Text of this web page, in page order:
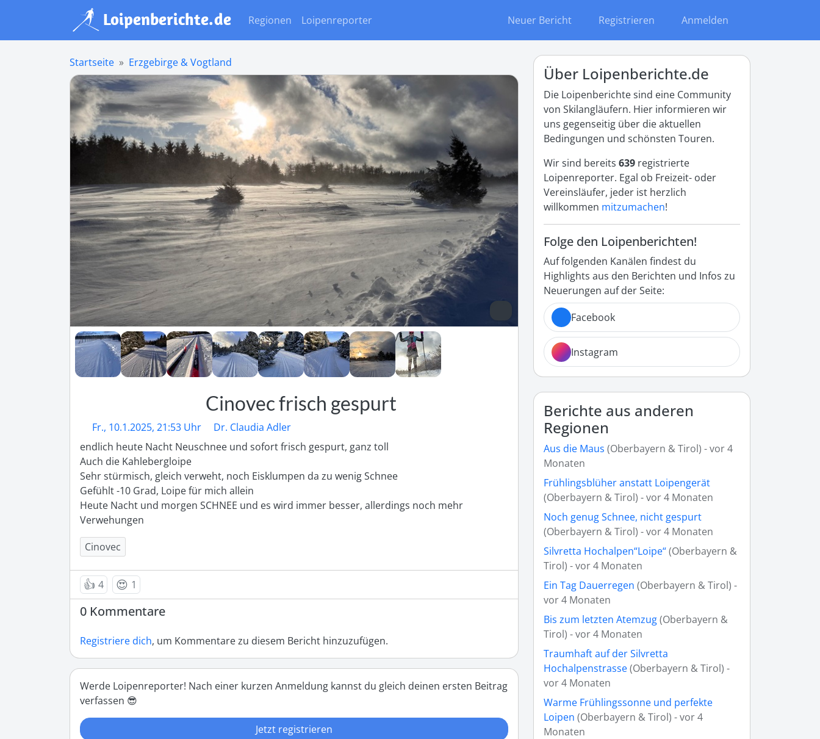
Regionen Loipenreporter Neuer Bericht Registrieren Anmelden
Startseite Erzgebirge & Vogtland
Cinovec frisch gespurt
Fr., 10.1.2025, 21:53 Uhr
Dr. Claudia Adler
endlich heute Nacht Neuschnee und sofort frisch gespurt, ganz toll
Auch die Kahlebergloipe
Sehr stürmisch, gleich verweht, noch Eisklumpen da zu wenig Schnee
Gefühlt -10 Grad, Loipe für mich allein
Heute Nacht und morgen SCHNEE und es wird immer besser, allerdings noch mehr
Verwehungen
Cinovec
👍 4 😍 1
0 Kommentare
Registriere dich, um Kommentare zu diesem Bericht hinzuzufügen.
Werde Loipenreporter! Nach einer kurzen Anmeldung kannst du gleich deinen ersten Beitrag
verfassen 😎
Jetzt registrieren
Über Loipenberichte.de
Die Loipenberichte sind eine Community
von Skilangläufern. Hier informieren wir
uns gegenseitig über die aktuellen
Bedingungen und schönsten Touren.
Wir sind bereits 639 registrierte
Loipenreporter. Egal ob Freizeit- oder
Vereinsläufer, jeder ist herzlich
willkommen mitzumachen!
Folge den Loipenberichten!
Auf folgenden Kanälen findest du
Highlights aus den Berichten und Infos zu
Neuerungen auf der Seite:
Facebook
Instagram
Berichte aus anderen
Regionen
Aus die Maus (Oberbayern & Tirol) - vor 4
Monaten
Frühlingsblüher anstatt Loipengerät
(Oberbayern & Tirol) - vor 4 Monaten
Noch genug Schnee, nicht gespurt
(Oberbayern & Tirol) - vor 4 Monaten
Silvretta Hochalpen“Loipe“(Oberbayern &
Tirol) - vor 4 Monaten
Ein Tag Dauerregen (Oberbayern & Tirol) -
vor 4 Monaten
Bis zum letzten Atemzug(Oberbayern &
Tirol) - vor 4 Monaten
Traumhaft auf der Silvretta
Hochalpenstrasse(Oberbayern & Tirol) -
vor 4 Monaten
Warme Frühlingssonne und perfekte
Loipen (Oberbayern & Tirol) - vor 4
Monaten